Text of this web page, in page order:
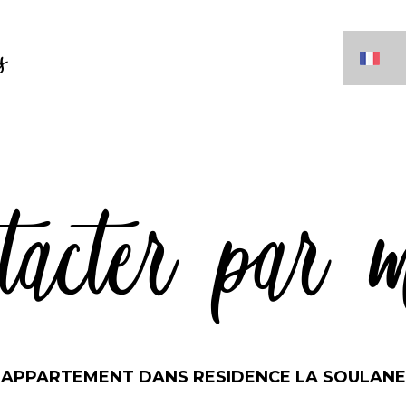
par
APPARTEMENT DANS RESIDENCE LA SOULANE